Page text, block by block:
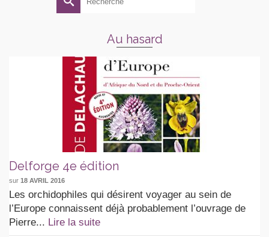
Au hasard
Delforge 4e édition
sur 18 AVRIL 2016
Les orchidophiles qui désirent voyager au sein de
l’Europe connaissent déjà probablement l’ouvrage de
Pierre... Lire la suite